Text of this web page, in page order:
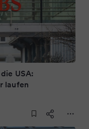
USA:
laufen